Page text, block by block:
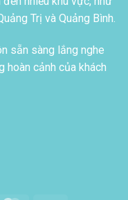
Trị và Quảng Bình.
sẵn sàng lắng nghe
hoàn cảnh của khách